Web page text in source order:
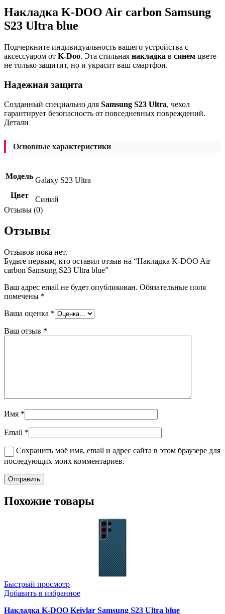
Накладка K-DOO Air carbon Samsung
S23 Ultra blue
Подчеркните индивидуальность вашего устройства с
аксессуаром от K-Doo. Эта стильная накладка в синем цвете
не только защитит, но и украсит ваш смартфон.
Надежная защита
Созданный специально для Samsung S23 Ultra, чехол
гарантирует безопасность от повседневных повреждений.
Детали
Основные характеристики
Модель Galaxy S23 Ultra
Цвет
Синий
Отзывы (0)
Отзывы
Отзывов пока нет.
Будьте первым, кто оставил отзыв на “Накладка K-DOO Air
carbon Samsung S23 Ultra blue”
Ваш адрес email не будет опубликован. Обязательные поля
помечены *
Ваша оценка *
Ваш отзыв *
Имя *
Email *
Сохранить моё имя, email и адрес сайта в этом браузере для
последующих моих комментариев.
Похожие товары
Быстрый просмотр
Добавить в избранное
Накладка K-DOO Keivlar Samsung S23 Ultra blue